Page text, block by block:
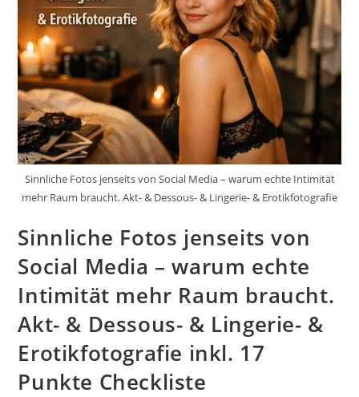
Sinnliche Fotos jenseits von Social Media – warum echte Intimität
mehr Raum braucht. Akt- & Dessous- & Lingerie- & Erotikfotografie
Sinnliche Fotos jenseits von
Social Media – warum echte
Intimität mehr Raum braucht.
Akt- & Dessous- & Lingerie- &
Erotikfotografie inkl. 17
Punkte Checkliste